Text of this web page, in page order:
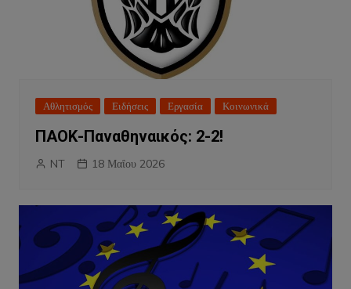
Αθλητισμός Ειδήσεις Εργασία Κοινωνικά
ΠΑΟΚ-Παναθηναικός: 2-2!
NT 18 Μαΐου 2026